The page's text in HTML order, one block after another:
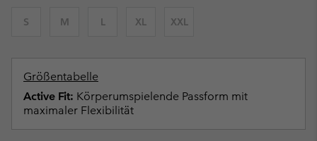
S M L XL XXL
Größentabelle
Active Fit: Körperumspielende Passform mit
maximaler Flexibilität